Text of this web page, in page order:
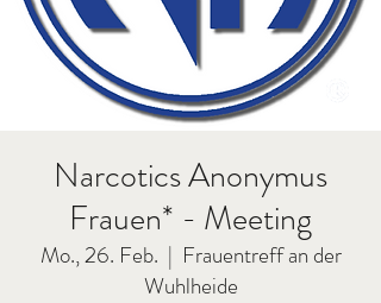
Narcotics Anonymus
Frauen* - Meeting
Mo., 26. Feb.
  |
Frauentreff an der
Wuhlheide